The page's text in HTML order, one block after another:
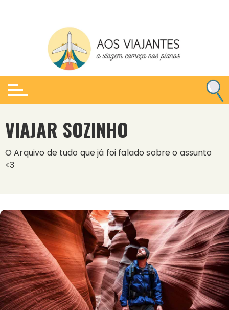
VIAJAR SOZINHO
O Arquivo de tudo que já foi falado sobre o assunto
<3